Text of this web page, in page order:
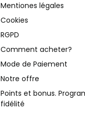
Mentiones légales
Cookies
RGPD
Comment acheter?
Mode de Paiement
Notre offre
Points et bonus.
fidélité